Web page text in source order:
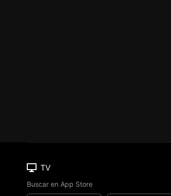
TV
Buscar en App Store